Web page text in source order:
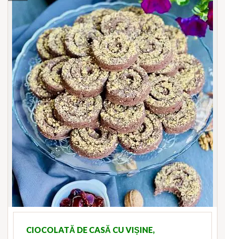
CIOCOLATĂ DE CASĂ CU VIȘINE,